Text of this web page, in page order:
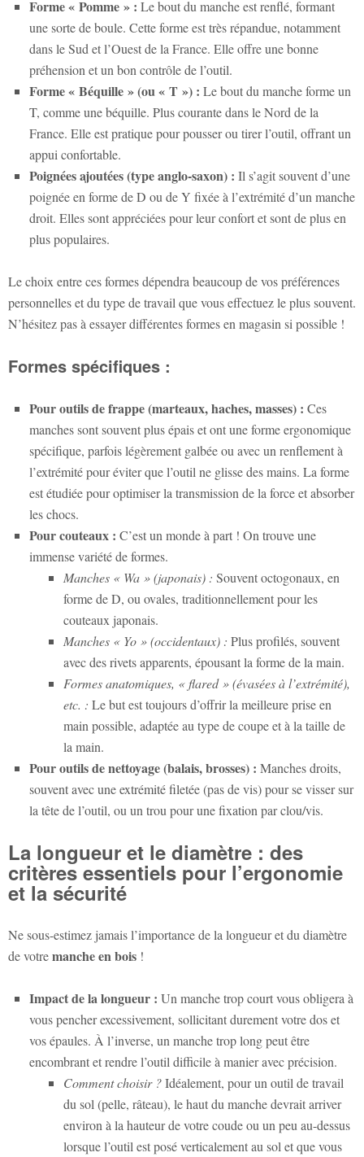
Forme « Pomme » : Le bout du manche est renflé, formant
une sorte de boule. Cette forme est très répandue, notamment
dans le Sud et l’Ouest de la France. Elle offre une bonne
préhension et un bon contrôle de l’outil.
Forme « Béquille » (ou « T ») : Le bout du manche forme un
T, comme une béquille. Plus courante dans le Nord de la
France. Elle est pratique pour pousser ou tirer l’outil, offrant un
appui confortable.
Poignées ajoutées (type anglo-saxon) : Il s’agit souvent d’une
poignée en forme de D ou de Y fixée à l’extrémité d’un manche
droit. Elles sont appréciées pour leur confort et sont de plus en
plus populaires.
Le choix entre ces formes dépendra beaucoup de vos préférences
personnelles et du type de travail que vous effectuez le plus souvent.
N’hésitez pas à essayer différentes formes en magasin si possible !
Formes spécifiques :
Pour outils de frappe (marteaux, haches, masses) : Ces
manches sont souvent plus épais et ont une forme ergonomique
spécifique, parfois légèrement galbée ou avec un renflement à
l’extrémité pour éviter que l’outil ne glisse des mains. La forme
est étudiée pour optimiser la transmission de la force et absorber
les chocs.
Pour couteaux : C’est un monde à part ! On trouve une
immense variété de formes.
Manches « Wa » (japonais) : Souvent octogonaux, en
forme de D, ou ovales, traditionnellement pour les
couteaux japonais.
Manches « Yo » (occidentaux) : Plus profilés, souvent
avec des rivets apparents, épousant la forme de la main.
Formes anatomiques, « flared » (évasées à l’extrémité),
etc. : Le but est toujours d’offrir la meilleure prise en
main possible, adaptée au type de coupe et à la taille de
la main.
Pour outils de nettoyage (balais, brosses) : Manches droits,
souvent avec une extrémité filetée (pas de vis) pour se visser sur
la tête de l’outil, ou un trou pour une fixation par clou/vis.
La longueur et le diamètre : des
critères essentiels pour l’ergonomie
et la sécurité
Ne sous-estimez jamais l’importance de la longueur et du diamètre
de votremanche en bois !
Impact de la longueur : Un manche trop court vous obligera à
vous pencher excessivement, sollicitant durement votre dos et
vos épaules. À l’inverse, un manche trop long peut être
encombrant et rendre l’outil difficile à manier avec précision.
Comment choisir ?Idéalement, pour un outil de travail
du sol (pelle, râteau), le haut du manche devrait arriver
environ à la hauteur de votre coude ou un peu au-dessus
lorsque l’outil est posé verticalement au sol et que vous